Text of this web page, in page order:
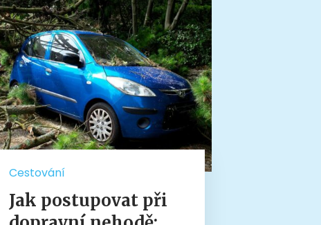
Cestování
Jak postupovat při